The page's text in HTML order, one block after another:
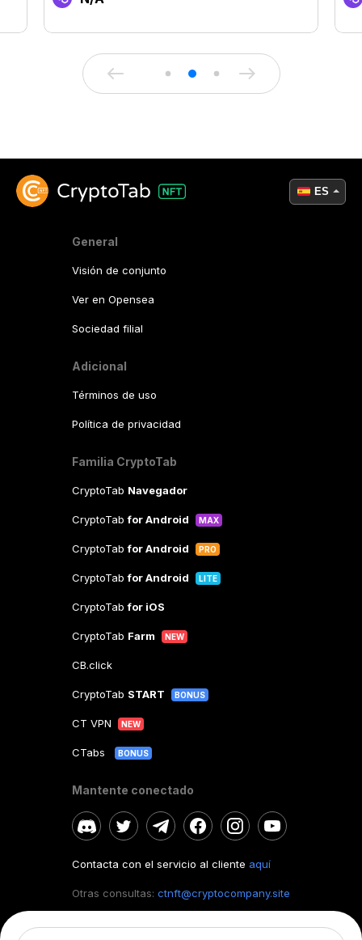
General
Visión de conjunto
Ver en Opensea
Sociedad filial
Adicional
Términos de uso
Política de privacidad
Familia CryptoTab
CryptoTab Navegador
CryptoTabfor Android MAX
CryptoTabfor Android PRO
CryptoTabfor Android LITE
CryptoTabfor iOS
CryptoTab Farm NEW
CB.click
CryptoTab START BONUS
CT VPN NEW
CTabs BONUS
Mantente conectado
Contacta con el servicio al cliente aquí
Otras consultas: ctnft@cryptocompany.site
ES